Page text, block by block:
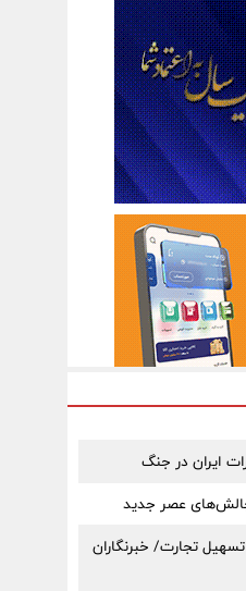
ایران در جنگ
عصر جدید
تجارت/ خبرنگاران